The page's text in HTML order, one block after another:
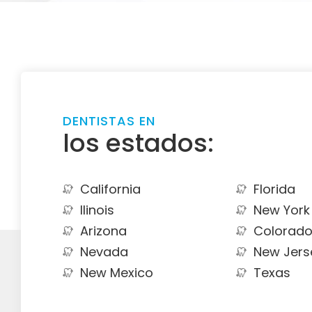
DENTISTAS EN
los estados:
California
Florida
Ilinois
New York
Arizona
Colorado
Nevada
New
New Mexico
Texas